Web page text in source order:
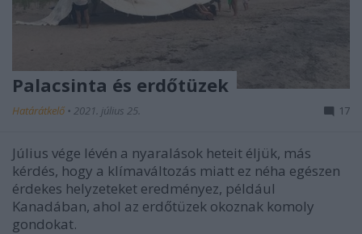
Palacsinta és erdőtüzek
Határátkelő • 2021. július 25. 17
Július vége lévén a nyaralások heteit éljük, más
kérdés, hogy a klímaváltozás miatt ez néha egészen
érdekes helyzeteket eredményez, például
Kanadában, ahol az erdőtüzek okoznak komoly
gondokat.